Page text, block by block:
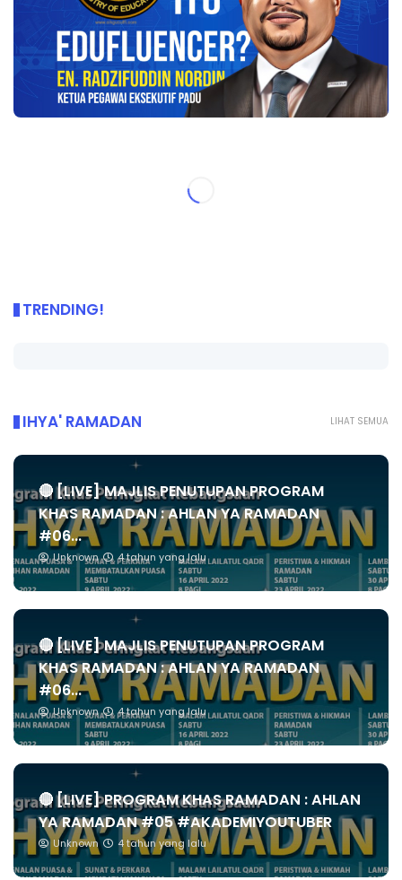
TRENDING!
LIHAT SEMUA
IHYA' RAMADAN
🔴 [LIVE] MAJLIS PENUTUPAN PROGRAM
KHAS RAMADAN : AHLAN YA RAMADAN
#06...
Unknown 4 tahun yang lalu
🔴 [LIVE] MAJLIS PENUTUPAN PROGRAM
KHAS RAMADAN : AHLAN YA RAMADAN
#06...
Unknown 4 tahun yang lalu
🔴 [LIVE] PROGRAM KHAS RAMADAN : AHLAN
YA RAMADAN #05 #AKADEMIYOUTUBER
Unknown 4 tahun yang lalu